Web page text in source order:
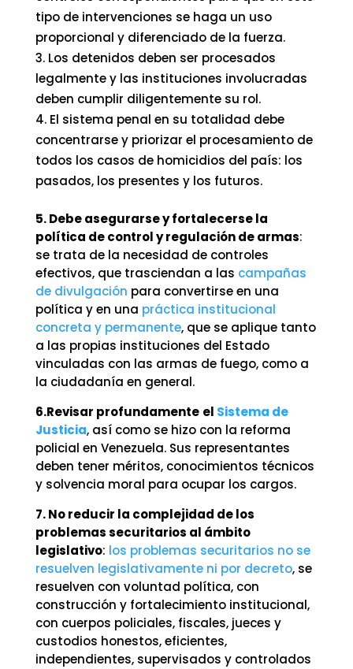
tipo de intervenciones se haga un uso
proporcional y diferenciado de la fuerza.
Los detenidos deben ser procesados
legalmente y las instituciones involucradas
deben cumplir diligentemente su rol.
El sistema penal en su totalidad debe
concentrarse y priorizar el procesamiento de
todos los casos de homicidios del país: los
pasados, los presentes y los futuros.
5. Debe asegurarse y fortalecerse la
política de control y regulación de armas:
se trata de la necesidad de controles
efectivos, que trasciendan a las campañas
de divulgación para convertirse en una
política y en una práctica institucional
concreta y permanente, que se aplique tanto
a las propias instituciones del Estado
vinculadas con las armas de fuego, como a
la ciudadanía en general.
6.Revisar profundamente el Sistema de
Justicia, así como se hizo con la reforma
policial en Venezuela. Sus representantes
deben tener méritos, conocimientos técnicos
y solvencia moral para ocupar los cargos.
7. No reducir la complejidad de los
problemas securitarios al ámbito
legislativo: los problemas securitarios no se
resuelven legislativamente ni por decreto, se
resuelven con voluntad política, con
construcción y fortalecimiento institucional,
con cuerpos policiales, fiscales, jueces y
custodios honestos, eficientes,
independientes, supervisados y controlados